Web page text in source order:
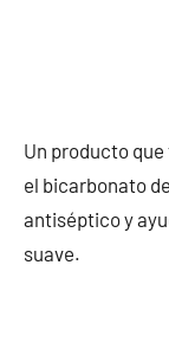
Un producto
el bicarbonato
antiséptico y
suave.